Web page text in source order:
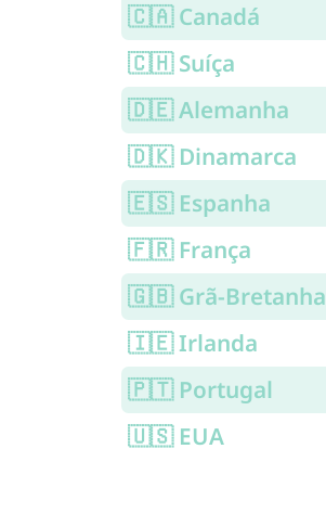
🇨🇦 Canadá
🇨🇭 Suíça
🇩🇪 Alemanha
🇩🇰 Dinamarca
🇪🇸 Espanha
🇫🇷 França
🇬🇧 Grã-Bretanha
🇮🇪 Irlanda
🇵🇹 Portugal
🇺🇸 EUA